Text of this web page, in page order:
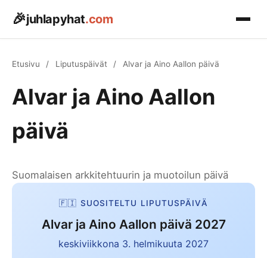
🎉juhlapyhat.com
Pyhäpäivät
Helatorstai
Äitienpäivä
Palmusunnuntai
Aprillipäivä 1.4.
Koko vuoden kalenteri
🏖️ Arkipyhät 2026
☀️ Päivänseisaukset
🌕 Täysikuu 2026
Kuukalenteri & superkuut
Blogi
Etusivu / Liputuspäivät / Alvar ja Aino Aallon päivä
Alvar ja Aino Aallon
päivä
Suomalaisen arkkitehtuurin ja muotoilun päivä
🇫🇮 SUOSITELTU LIPUTUSPÄIVÄ
Alvar ja Aino Aallon päivä 2027
keskiviikkona 3. helmikuuta 2027